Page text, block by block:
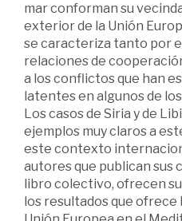
mar conforman su
exterior de la Unión
se caracteriza tanto por
relaciones de
a los conflictos que han
latentes en algunos de
Los casos de Siria y de
ejemplos muy claros a
este contexto
autores que publican sus
libro colectivo, ofrecen
los resultados que